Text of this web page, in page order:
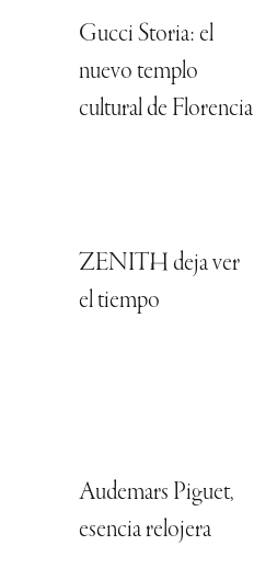
Gucci Storia: el
nuevo templo
cultural de Florencia
ZENITH deja ver
el tiempo
Audemars Piguet,
esencia relojera